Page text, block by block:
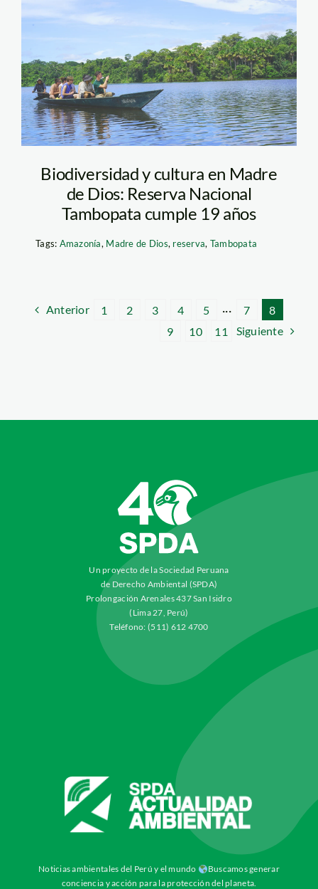
sandoval_reserva-
tambopata_jaime-
tranca_spda
Biodiversidad y cultura en Madre
de Dios: Reserva Nacional
Tambopata cumple 19 años
Tags: Amazonía, Madre de Dios, reserva, Tambopata
Anterior 1 2 3 4 5 ··· 7
8
9
10 11 Siguiente
Un proyecto de la Sociedad Peruana
de Derecho Ambiental (SPDA)
Prolongación Arenales 437 San Isidro
(Lima 27, Perú)
Teléfono: (511) 612 4700
Noticias ambientales del Perú y el mundo
Buscamos generar
conciencia y acción para la protección del planeta.